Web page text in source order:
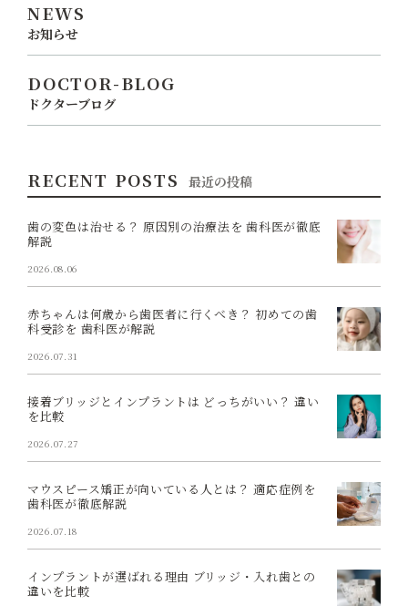
NEWS
お知らせ
DOCTOR-BLOG
ドクターブログ
RECENT POSTS 最近の投稿
歯の変色は治せる？ 原因別の治療法を 歯科医が徹底
解説
2026.08.06
赤ちゃんは何歳から歯医者に行くべき？ 初めての歯
科受診を 歯科医が解説
2026.07.31
接着ブリッジとインプラントは どっちがいい？ 違い
を比較
2026.07.27
マウスピース矯正が向いている人とは？ 適応症例を
歯科医が徹底解説
2026.07.18
インプラントが選ばれる理由 ブリッジ・入れ歯との
違いを比較